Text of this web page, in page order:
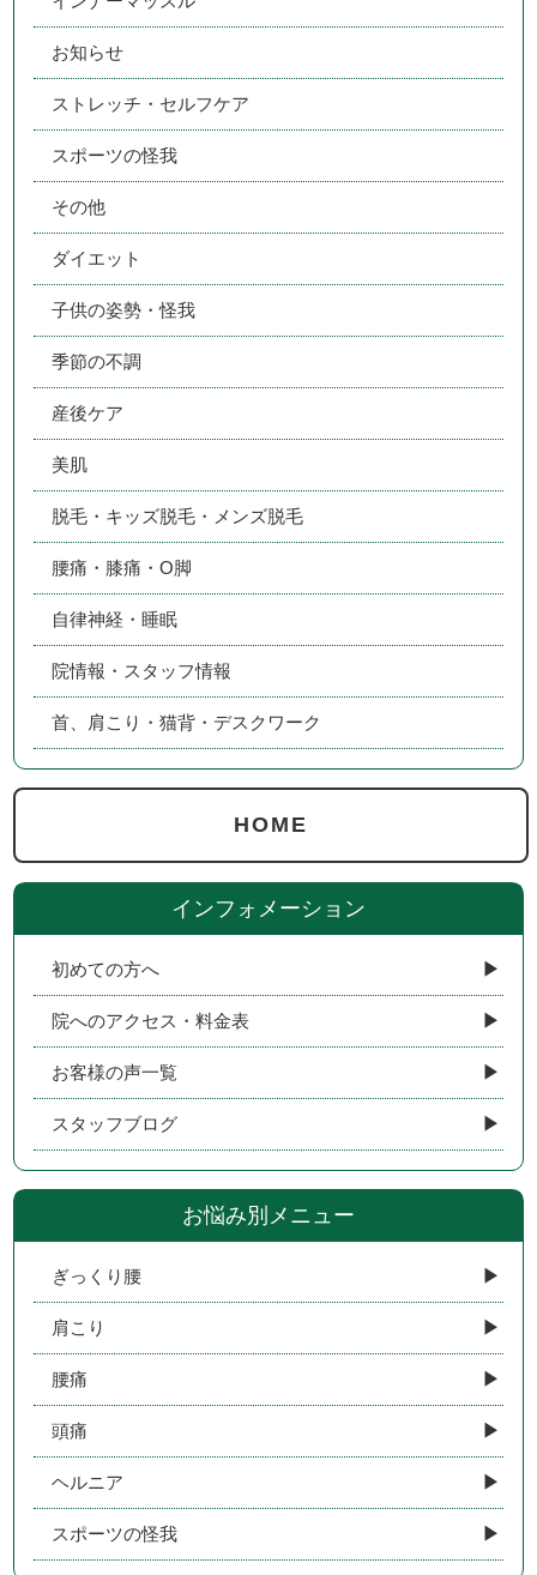
お知らせ
ストレッチ・セルフケア
スポーツの怪我
その他
ダイエット
子供の姿勢・怪我
季節の不調
産後ケア
美肌
脱毛・キッズ脱毛・メンズ脱毛
腰痛・膝痛・O脚
自律神経・睡眠
院情報・スタッフ情報
首、肩こり・猫背・デスクワーク
HOME
インフォメーション
初めての方へ
院へのアクセス・料金表
お客様の声一覧
スタッフブログ
お悩み別メニュー
ぎっくり腰
肩こり
腰痛
頭痛
ヘルニア
スポーツの怪我